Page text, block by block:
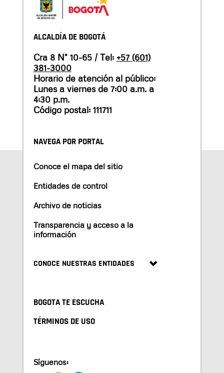
ALCALDÍA DE BOGOTÁ
Cra 8 N° 10-65 / Tel: +57 (601)
381-3000
Horario de atención al público:
Lunes a viernes de 7:00 a.m. a
4:30 p.m.
Código postal: 111711
NAVEGA POR PORTAL
Conoce el mapa del sitio
Entidades de control
Archivo de noticias
Transparencia y acceso a la
información
CONOCE NUESTRAS ENTIDADES
BOGOTA TE ESCUCHA
TÉRMINOS DE USO
Síguenos: